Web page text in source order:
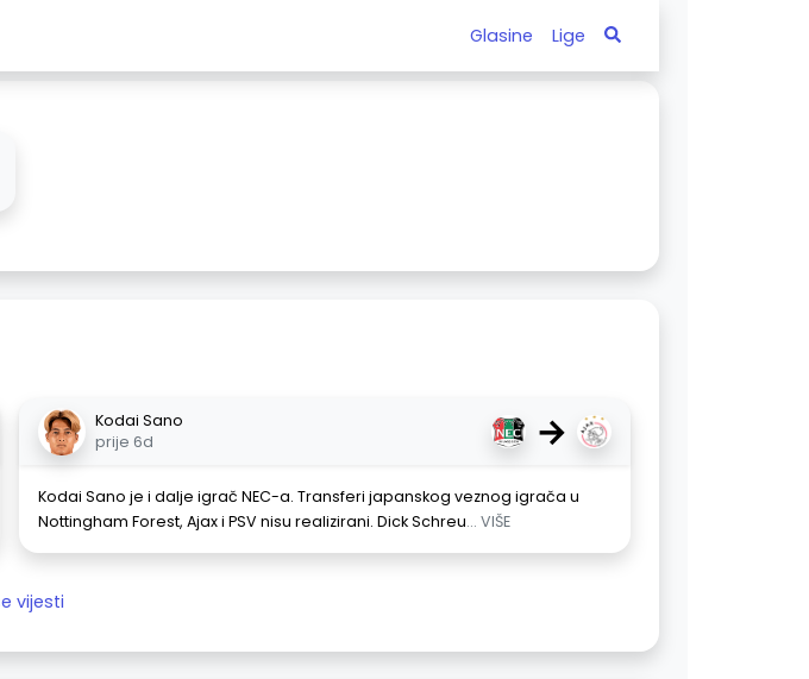
Glasine Lige
Kodai Sano
prije 6d
→
Kodai Sano je i dalje igrač NEC-a. Transferi japanskog veznog igrača u
Nottingham Forest, Ajax i PSV nisu realizirani. Dick Schreu... VIŠE
vijesti